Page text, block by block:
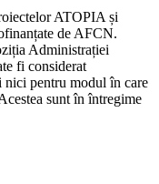
ATOPIA și
de AFCN.
Administrației
fi considerat
nici pentru modul în care
sunt în întregime